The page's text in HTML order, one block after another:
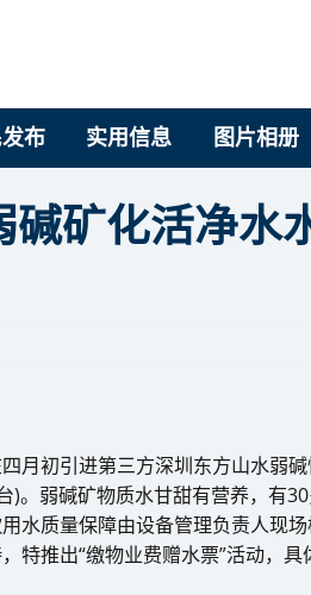
布 实用信息 图片相册
矿化活净水
月初引进第三方深圳东方山水弱
)。弱碱矿物质水甘甜有营养，有
水质量保障由设备管理负责人现
推出“缴物业费赠水票”活动，具